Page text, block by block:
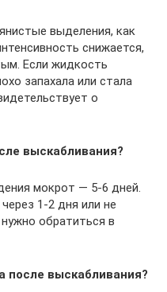
выделения, как
снижается,
Если жидкость
запахала или стала
о
выскабливания?
мокрот ― 5-6 дней.
1-2 дня или не
обратиться в
после выскабливания?